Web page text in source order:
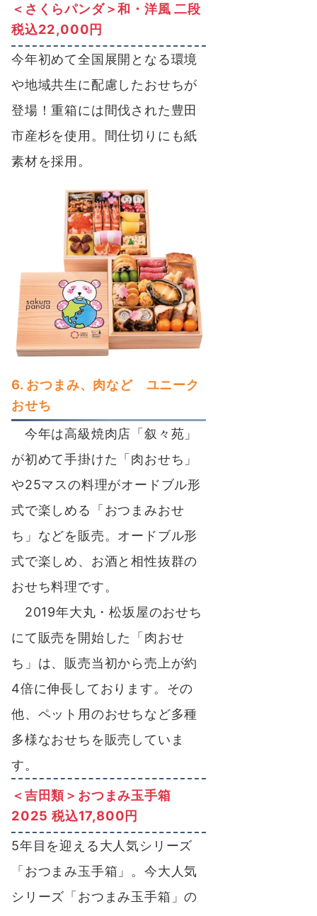
＜さくらパンダ＞和・洋風 二段
税込22,000円
今年初めて全国展開となる環境
や地域共生に配慮したおせちが
登場！重箱には間伐された豊田
市産杉を使用。間仕切りにも紙
素材を採用。
6. おつまみ、肉など ユニーク
おせち
今年は高級焼肉店「叙々苑」
が初めて手掛けた「肉おせち」
や25マスの料理がオードブル形
式で楽しめる「おつまみおせ
ち」などを販売。オードブル形
式で楽しめ、お酒と相性抜群の
おせち料理です。
2019年大丸・松坂屋のおせち
にて販売を開始した「肉おせ
ち」は、販売当初から売上が約
4倍に伸長しております。その
他、ペット用のおせちなど多種
多様なおせちを販売していま
す。
＜吉田類＞おつまみ玉手箱
2025 税込17,800円
5年目を迎える大人気シリーズ
「おつまみ玉手箱」。今大人気
シリーズ「おつまみ玉手箱」の